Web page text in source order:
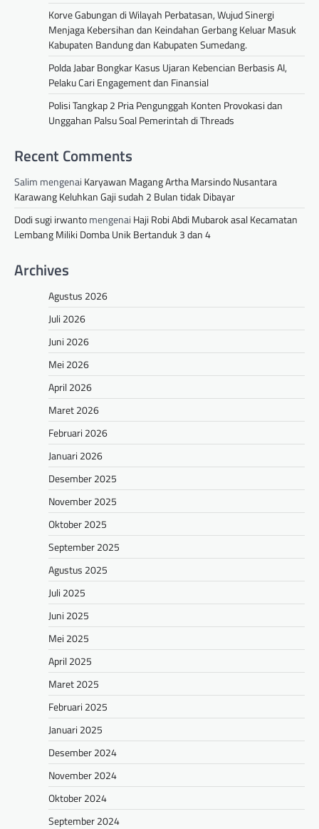
Korve Gabungan di Wilayah Perbatasan, Wujud Sinergi
Menjaga Kebersihan dan Keindahan Gerbang Keluar Masuk
Kabupaten Bandung dan Kabupaten Sumedang.
Polda Jabar Bongkar Kasus Ujaran Kebencian Berbasis AI,
Pelaku Cari Engagement dan Finansial
Polisi Tangkap 2 Pria Pengunggah Konten Provokasi dan
Unggahan Palsu Soal Pemerintah di Threads
Recent Comments
Salim mengenai Karyawan Magang Artha Marsindo Nusantara
Karawang Keluhkan Gaji sudah 2 Bulan tidak Dibayar
Dodi sugi irwantomengenai Haji Robi Abdi Mubarok asal Kecamatan
Lembang Miliki Domba Unik Bertanduk 3 dan 4
Archives
Agustus 2026
Juli 2026
Juni 2026
Mei 2026
April 2026
Maret 2026
Februari 2026
Januari 2026
Desember 2025
November 2025
Oktober 2025
September 2025
Agustus 2025
Juli 2025
Juni 2025
Mei 2025
April 2025
Maret 2025
Februari 2025
Januari 2025
Desember 2024
November 2024
Oktober 2024
September 2024